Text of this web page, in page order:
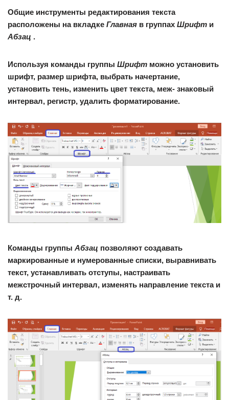
Общие инструменты редактирования текста
расположены на вкладке Главная в группах Шрифт и
Абзац .
Используя команды группы Шрифт можно установить
шрифт, размер шрифта, выбрать начертание,
установить тень, изменить цвет текста, меж- знаковый
интервал, регистр, удалить форматирование.
Команды группы Абзац позволяют создавать
маркированные и нумерованные списки, выравнивать
текст, устанавливать отступы, настраивать
межстрочный интервал, изменять направление текста и
т. д.